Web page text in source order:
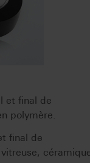
et final de
polymère.
final de